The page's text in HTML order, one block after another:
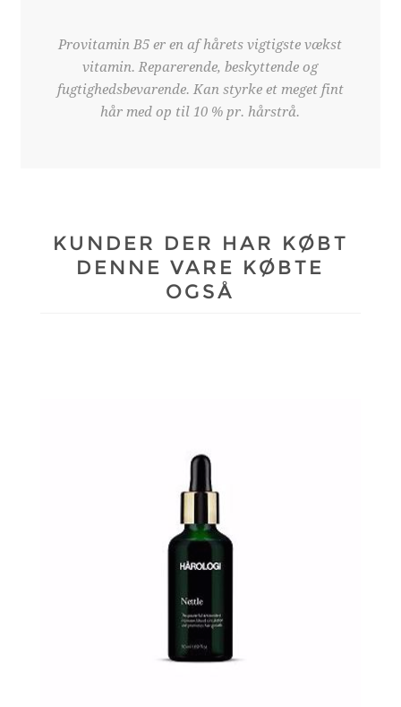
Provitamin B5 er en af hårets vigtigste vækst
vitamin. Reparerende, beskyttende og
fugtighedsbevarende. Kan styrke et meget fint
hår med op til 10 % pr. hårstrå.
KUNDER DER HAR KØBT
DENNE VARE KØBTE
OGSÅ